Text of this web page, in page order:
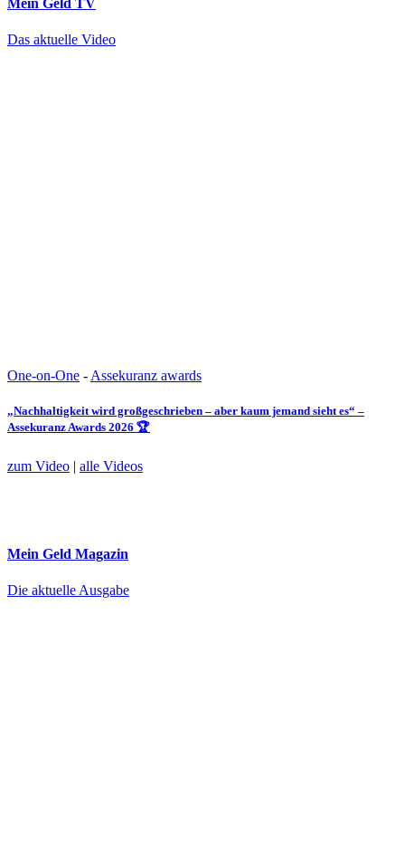
Mein Geld TV
Das aktuelle Video
One-on-One - Assekuranz awards
„Nachhaltigkeit wird großgeschrieben – aber kaum jemand sieht es“ –
Assekuranz Awards 2026 🏆
zum Video | alle Videos
Mein Geld Magazin
Die aktuelle Ausgabe